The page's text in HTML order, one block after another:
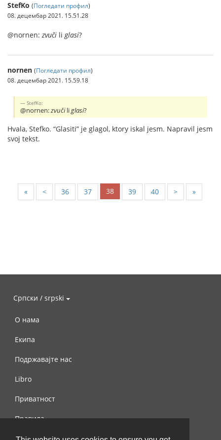
StefKo (Погледати профил)
08. децембар 2021. 15.51.28
@nornen: zvuči liglasi?
nornen (Погледати профил)
08. децембар 2021. 15.59.18
StefKo:
@nornen:zvučiliglasi?
Hvala, Stefko. “Glasiti” je glagol, ktory iskal jesm. Napravil jesm
svoj tekst.
« < 36 37 38 39 40 > »
Српски / srpski
О нама
Екипа
Подржавајте нас
Libro
Приватност
Правила